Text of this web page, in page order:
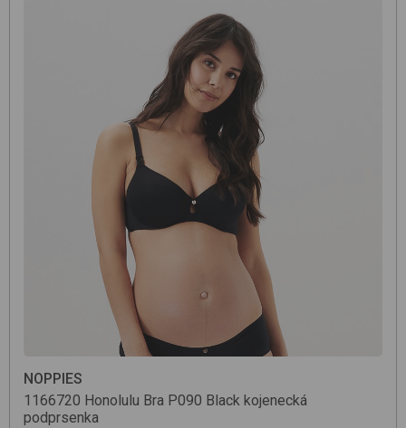
NOPPIES
1166720 Honolulu Bra P090 Black kojenecká
podprsenka